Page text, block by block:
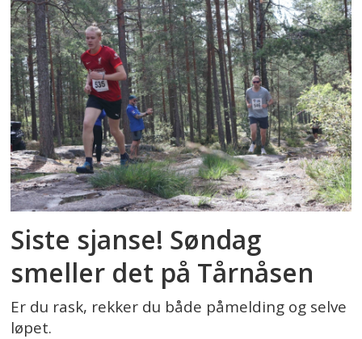
Siste sjanse! Søndag
smeller det på Tårnåsen
Er du rask, rekker du både påmelding og selve
løpet.